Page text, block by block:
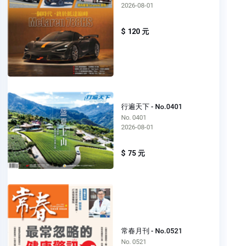
2026-08-01
$ 120 元
行遍天下 - No.0401
No. 0401
2026-08-01
$ 75 元
常春月刊 - No.0521
No. 0521